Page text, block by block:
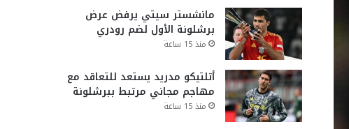
مانشستر سيتي يرفض عرض
برشلونة الأول لضم رودري
منذ 15 ساعة
أتلتيكو مدريد يستعد للتعاقد مع
مهاجم مجاني مرتبط ببرشلونة
منذ 15 ساعة